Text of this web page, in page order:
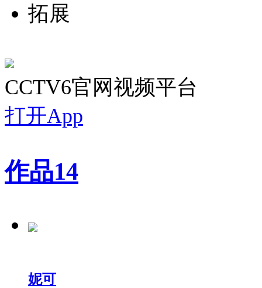
拓展
CCTV6官网视频平台
打开App
作品14
妮可